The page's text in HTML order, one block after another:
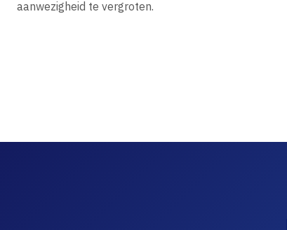
aanwezigheid te vergroten.